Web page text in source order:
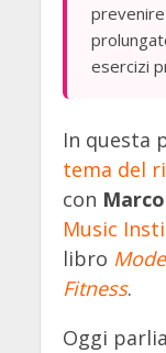
esercizi
In questa
tema del
con
Music
libro
Fitness.
Oggi